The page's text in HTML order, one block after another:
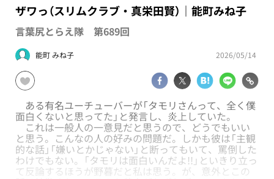
ザワっ（スリムクラブ・真栄田賢）｜能町みね子
言葉尻とらえ隊 第689回
能町 みね子 2026/05/14
ある有名ユーチューバーが「タモリさんって、全く僕
面白くないと思ってた」と発言し、炎上していた。
これは一般人の一意見だと思うので、どうでもいい
と思う。こんなの人の好みの問題だ。しかも彼は「主観
的な話」「嫌いとかじゃない」と断ってもいて、罵倒した
わけでもない。「タモリは面白いんだよ!!」といきり立っ
て反論するほうが野暮だと私は思う。が、意外とこの